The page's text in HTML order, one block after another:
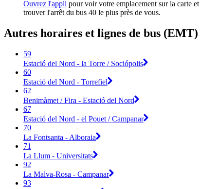
Ouvrez l'appli pour voir votre emplacement sur la carte et
trouver l'arrêt du bus 40 le plus près de vous.
Autres horaires et lignes de bus (EMT)
59
Estació del Nord - la Torre / Sociópolis
60
Estació del Nord - Torrefiel
62
Benimàmet / Fira - Estació del Nord
67
Estació del Nord - el Pouet / Campanar
70
La Fontsanta - Alboraia
71
La Llum - Universitats
92
La Malva-Rosa - Campanar
93